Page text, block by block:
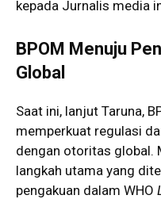
kepada Jurnalis media
BPOM Menuju
Global
Saat ini, lanjut Taruna,
memperkuat regulasi
dengan otoritas global.
langkah utama yang
pengakuan dalam WHO